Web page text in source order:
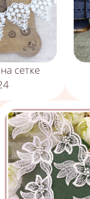
сетке